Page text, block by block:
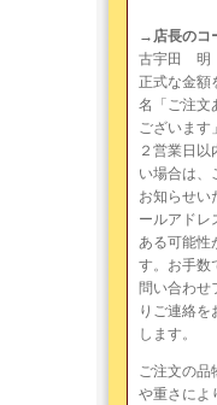
→店長のコ
古宇田 明
正式な金額
名「ご注文
ございます
２営業日以
い場合は、
お知らせい
ールアドレ
ある可能性
す。お手数
問い合わせ
りご連絡を
します。
ご注文の品
や重さによ